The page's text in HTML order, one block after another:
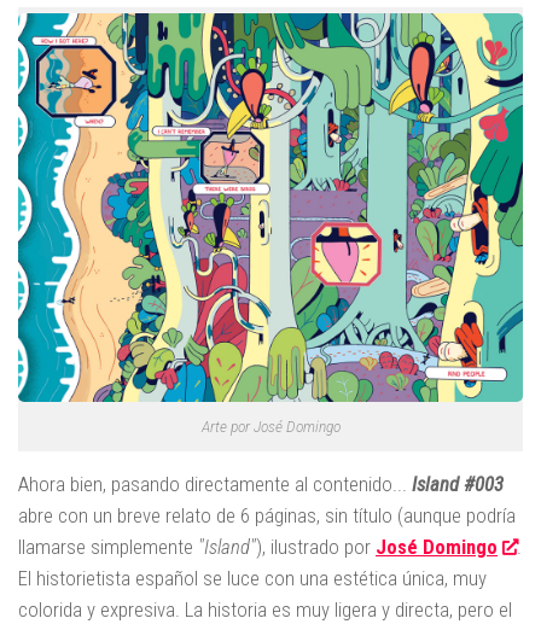
Arte por José Domingo
Ahora bien, pasando directamente al contenido... Island #003
abre con un breve relato de 6 páginas, sin título (aunque podría
llamarse simplemente "Island"), ilustrado por José Domingo
.
El historietista español se luce con una estética única, muy
colorida y expresiva. La historia es muy ligera y directa, pero el